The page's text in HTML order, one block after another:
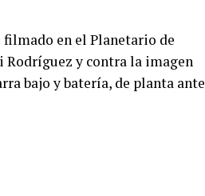
filmado en el Planetario de
y contra la imagen
bajo y batería, de planta ante